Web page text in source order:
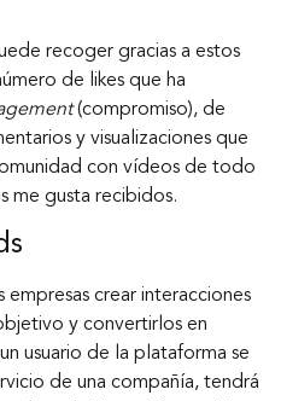
recoger gracias a estos
de likes que ha
(compromiso), de
y visualizaciones que
con vídeos de todo
me gusta recibidos.
empresas crear interacciones
y convertirlos en
usuario de la plataforma se
de una compañía, tendrá